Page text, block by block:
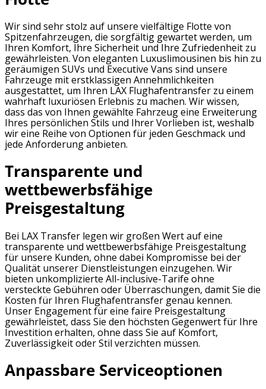
Wir sind sehr stolz auf unsere vielfältige Flotte von
Spitzenfahrzeugen, die sorgfältig gewartet werden, um
Ihren Komfort, Ihre Sicherheit und Ihre Zufriedenheit zu
gewährleisten. Von eleganten Luxuslimousinen bis hin zu
geräumigen SUVs und Executive Vans sind unsere
Fahrzeuge mit erstklassigen Annehmlichkeiten
ausgestattet, um Ihren LAX Flughafentransfer zu einem
wahrhaft luxuriösen Erlebnis zu machen. Wir wissen,
dass das von Ihnen gewählte Fahrzeug eine Erweiterung
Ihres persönlichen Stils und Ihrer Vorlieben ist, weshalb
wir eine Reihe von Optionen für jeden Geschmack und
jede Anforderung anbieten.
Transparente und
wettbewerbsfähige
Preisgestaltung
Bei LAX Transfer legen wir großen Wert auf eine
transparente und wettbewerbsfähige Preisgestaltung
für unsere Kunden, ohne dabei Kompromisse bei der
Qualität unserer Dienstleistungen einzugehen. Wir
bieten unkomplizierte All-inclusive-Tarife ohne
versteckte Gebühren oder Überraschungen, damit Sie die
Kosten für Ihren Flughafentransfer genau kennen.
Unser Engagement für eine faire Preisgestaltung
gewährleistet, dass Sie den höchsten Gegenwert für Ihre
Investition erhalten, ohne dass Sie auf Komfort,
Zuverlässigkeit oder Stil verzichten müssen.
Anpassbare Serviceoptionen